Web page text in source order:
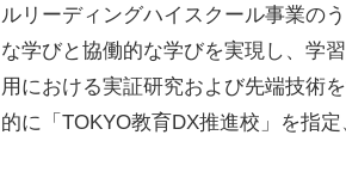
ルリーディングハイスクール事業の
な学びと協働的な学びを実現し、学
用における実証研究および先端技術
的に「TOKYO教育DX推進校」を指定